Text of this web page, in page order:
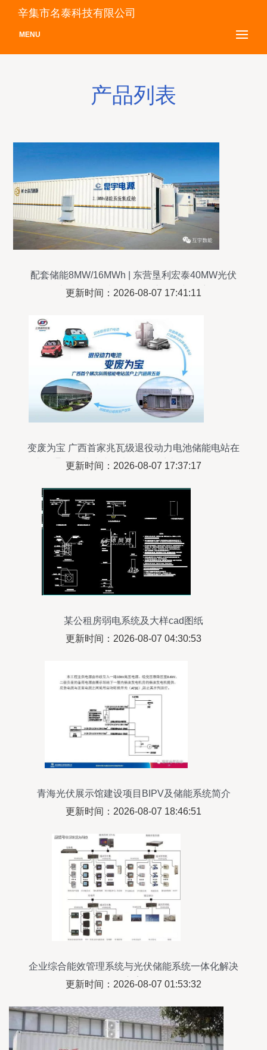
辛集市名泰科技有限公司
MENU
产品列表
配套储能8MW/16MWh | 东营垦利宏泰40MW光伏
电站并网，光储融合开启绿色新篇章
更新时间：2026-08-07 17:41:11
变废为宝 广西首家兆瓦级退役动力电池储能电站在
上汽通用五菱建成，光伏储能系统引领绿色循环
更新时间：2026-08-07 17:37:17
某公租房弱电系统及大样cad图纸
更新时间：2026-08-07 04:30:53
青海光伏展示馆建设项目BIPV及储能系统简介
更新时间：2026-08-07 18:46:51
企业综合能效管理系统与光伏储能系统一体化解决
方案
更新时间：2026-08-07 01:53:32